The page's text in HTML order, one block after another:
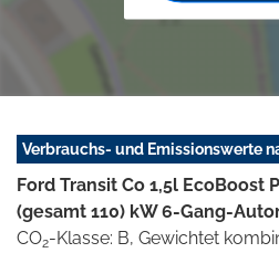
Verbrauchs- und Emissionswerte
Ford Transit Co 1,5l EcoBoost
(gesamt 110) kW 6-Gang-
CO2-Klasse: B, Gewichtet